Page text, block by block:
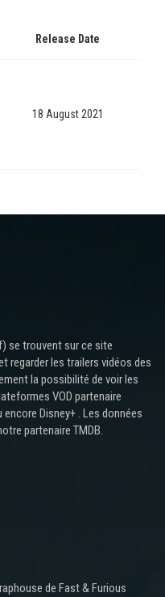
Release Date
18 August 2021
se trouvent sur ce site
regarder les trailers vidéos des
la possibilité de voir les
VOD partenaire
Disney+ . Les données
partenaire TMDB.
de Fast & Furious